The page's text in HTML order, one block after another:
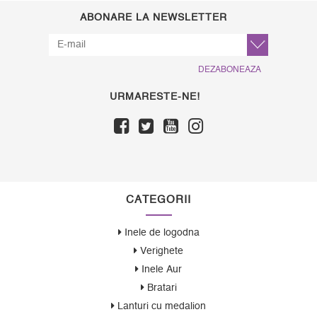
ABONARE LA NEWSLETTER
DEZABONEAZA
URMARESTE-NE!
CATEGORII
Inele de logodna
Verighete
Inele Aur
Bratari
Lanturi cu medalion